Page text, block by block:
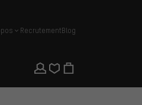
RecrutementBlog